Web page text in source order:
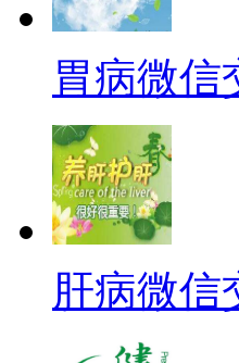
胃病微信
肝病微信